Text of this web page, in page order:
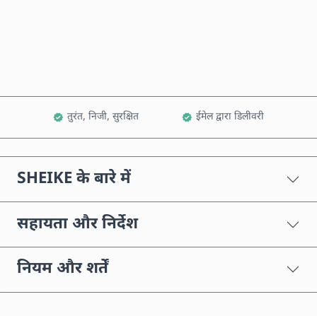
तुरंत, निजी, सुरक्षित ईमेल द्वारा डिलीवरी
SHEIKE के बारे में
सहायता और निर्देश
नियम और शर्तें